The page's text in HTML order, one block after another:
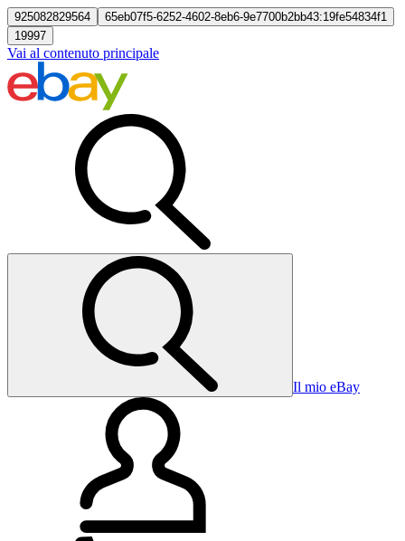
925082829564
65eb07f5-6252-4602-8eb6-9e7700b2bb43:19fe54834f1
19997
Vai al contenuto principale
Il mio eBay